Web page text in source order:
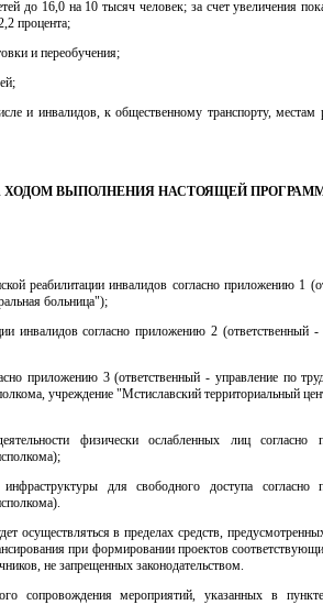
до 16,0 на 10 тысяч человек; за счет увеличения
процента;
и переобучения;
и инвалидов, к общественному транспорту, местам
ХОДОМ ВЫПОЛНЕНИЯ НАСТОЯЩЕЙ
реабилитации инвалидов согласно приложению 1
больница");
инвалидов согласно приложению 2 (ответственный -
приложению 3 (ответственный - управление по
учреждение "Мстиславский территориальный
физически ослабленных лиц
для свободного доступа
осуществляться в пределах средств,
при формировании проектов
не запрещенных законодательством.
сопровождения мероприятий, указанных в